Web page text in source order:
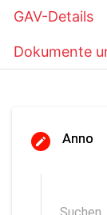
GAV-Details
Dokumente
Anno